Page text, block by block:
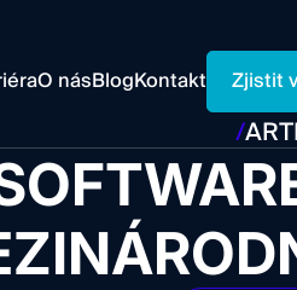
O násBlogKontakt Zjistit
/